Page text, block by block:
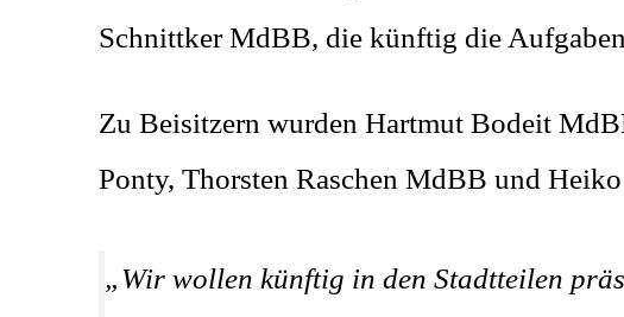
Schnittker MdBB, die künftig die
Zu Beisitzern wurden Hartmut Bodeit
Ponty, Thorsten Raschen MdBB und
„Wir wollen künftig in den Stadtteilen